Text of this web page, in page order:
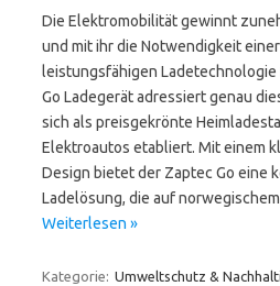
Die Elektromobilität gewinnt
und mit ihr die Notwendigkeit
leistungsfähigen
Go Ladegerät adressiert genau
sich als preisgekrönte
Elektroautos etabliert. Mit einem
Design bietet der Zaptec Go eine
Ladelösung, die auf
Weiterlesen »
Kategorie: Umweltschutz &